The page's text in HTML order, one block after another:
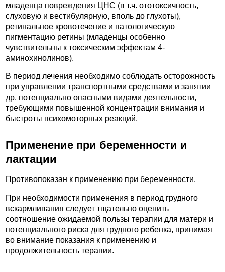
младенца повреждения ЦНС (в т.ч. ототоксичность,
слуховую и вестибулярную, вполь до глухоты),
ретинальное кровотечение и патологическую
пигментацию ретины (младенцы особенно
чувствительны к токсическим эффектам 4-
аминохинолинов).
В период лечения необходимо соблюдать осторожность
при управлении транспортными средствами и занятии
др. потенциально опасными видами деятельности,
требующими повышенной концентрации внимания и
быстроты психомоторных реакций.
Применение при беременности и
лактации
Противопоказан к применению при беременности.
При необходимости применения в период грудного
вскармливания следует тщательно оценить
соотношение ожидаемой пользы терапии для матери и
потенциального риска для грудного ребенка, принимая
во внимание показания к применению и
продолжительность терапии.